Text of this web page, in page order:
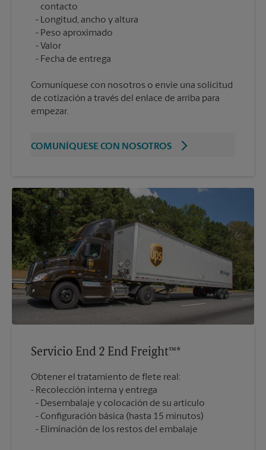
contacto
Longitud, ancho y altura
Peso aproximado
Valor
Comuníquese con nosotros o envíe una solicitud
de cotización a través del enlace de arriba para
empezar.
COMUNÍQUESE CON NOSOTROS
Servicio End 2 End Freight™*
Obtener el tratamiento de flete real:
Recolección interna y entrega
Desembalaje y colocación de su artículo
Configuración básica (hasta 15 minutos)